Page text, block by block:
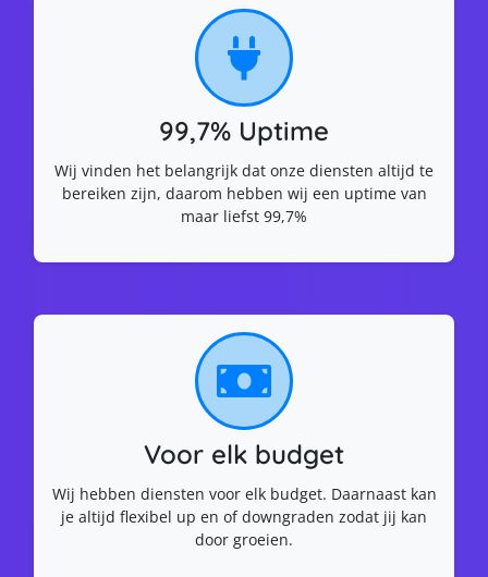
99,7% Uptime
Wij vinden het belangrijk dat onze diensten altijd te
bereiken zijn, daarom hebben wij een uptime van
maar liefst 99,7%
Voor elk budget
Wij hebben diensten voor elk budget. Daarnaast kan
je altijd flexibel up en of downgraden zodat jij kan
door groeien.